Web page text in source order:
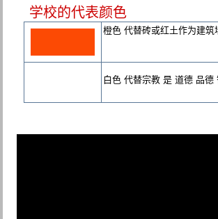
学校的代表颜色
橙色 代替砖或红土作为建筑
白色 代替宗教 是 道德 品德